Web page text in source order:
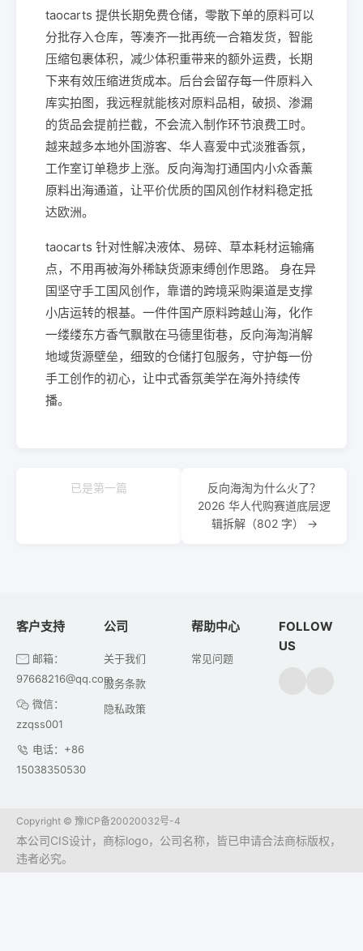
taocarts 提供长期免费仓储，零散下单的原料可以
分批存入仓库，等凑齐一批再统一合箱发货，智能
压缩包裹体积，减少体积重带来的额外运费，长期
下来有效压缩进货成本。后台会留存每一件原料入
库实拍图，我远程就能核对原料品相，破损、渗漏
的货品会提前拦截，不会流入制作环节浪费工时。
越来越多本地外国游客、华人喜爱中式淡雅香氛，
工作室订单稳步上涨。反向海淘打通国内小众香薰
原料出海通道，让平价优质的国风创作材料稳定抵
达欧洲。
taocarts 针对性解决液体、易碎、草本耗材运输痛
点，不用再被海外稀缺货源束缚创作思路。 身在异
国坚守手工国风创作，靠谱的跨境采购渠道是支撑
小店运转的根基。一件件国产原料跨越山海，化作
一缕缕东方香气飘散在马德里街巷，反向海淘消解
地域货源壁垒，细致的仓储打包服务，守护每一份
手工创作的初心，让中式香氛美学在海外持续传
播。
已是第一篇
反向海淘为什么火了？
2026 华人代购赛道底层逻
辑拆解（802 字） →
客户支持
邮箱：
97668216@qq.com
微信：
zzqss001
电话：+86
15038350530
公司
关于我们
服务条款
隐私政策
帮助中心
常见问题
FOLLOW
US
Copyright © 豫ICP备20020032号-4
本公司CIS设计，商标logo，公司名称，皆已申请合法商标版权，
违者必究。